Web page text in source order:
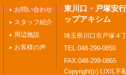
お問い合わせ
スタッフ紹介
周辺施設
お客様の声
東川口・戸塚安
ップアキシム
埼玉県川口市戸塚４
TEL:048-299-0850
FAX:048-299-0865
Copyright(c) LIXIL不